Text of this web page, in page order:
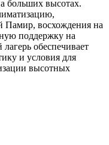
больших высотах.
Памир, восхождения на
поддержку на
обеспечивает
и условия для
высотных